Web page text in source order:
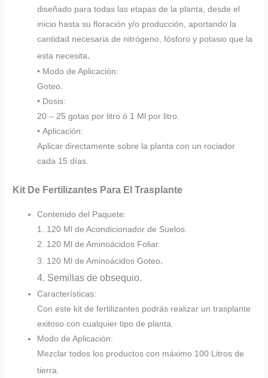
diseñado para todas las etapas de la planta, desde el
inicio hasta su floración y/o producción, aportando la
cantidad necesaria de nitrógeno, fósforo y potasio que la
esta necesita.
• Modo de Aplicación:
Goteo.
• Dosis:
20 – 25 gotas por litro ó 1 Ml por litro.
• Aplicación:
Aplicar directamente sobre la planta con un rociador
cada 15 días.
Kit De Fertilizantes Para El Trasplante
Contenido del Paquete:
1. 120 Ml de Acondicionador de Suelos.
2. 120 Ml de Aminoácidos Foliar.
3. 120 Ml de Aminoácidos Goteo.
4. Semillas de obsequio.
Características:
Con este kit de fertilizantes podrás realizar un trasplante
exitoso con cualquier tipo de planta.
Modo de Aplicación:
Mezclar todos los productos con máximo 100 Litros de
tierra.